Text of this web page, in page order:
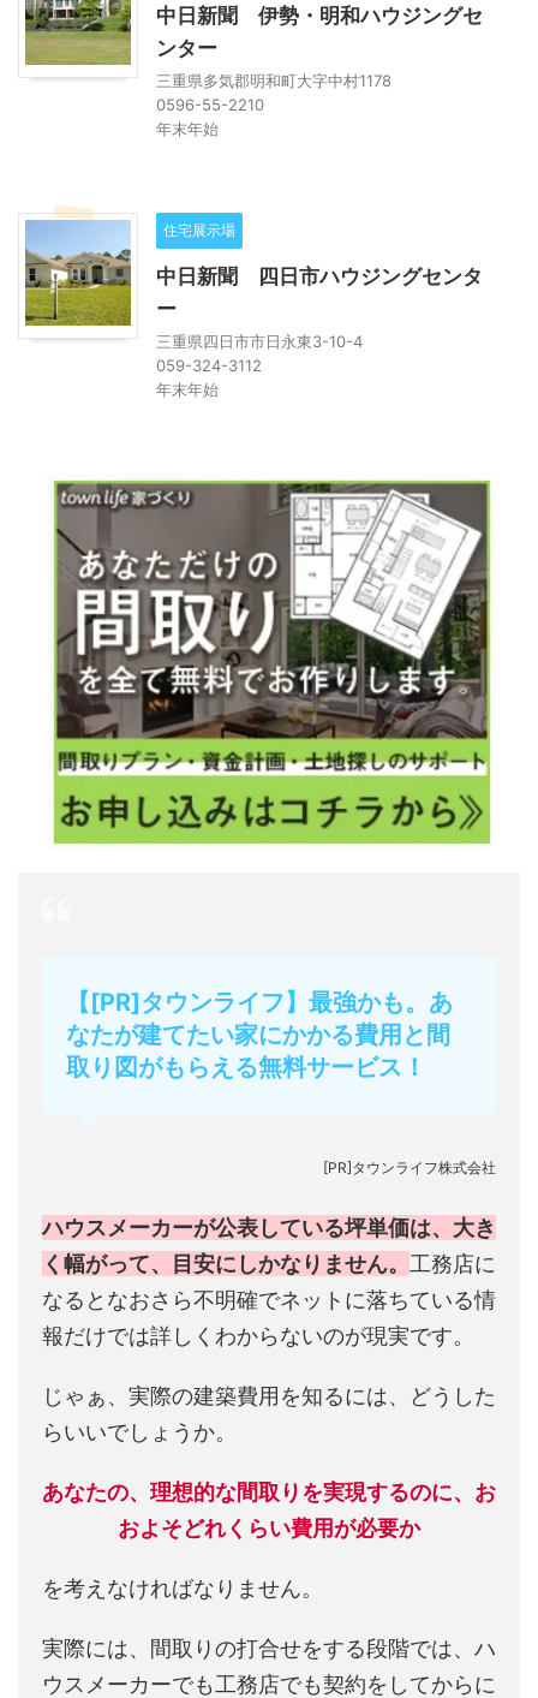
中日新聞 伊勢・明和ハウジングセ
ンター
三重県多気郡明和町大字中村1178
0596-55-2210
年末年始
住宅展示場
中日新聞 四日市ハウジングセンタ
ー
三重県四日市市日永東3-10-4
059-324-3112
年末年始
【[PR]タウンライフ】最強かも。あ
なたが建てたい家にかかる費用と間
取り図がもらえる無料サービス！
[PR]タウンライフ株式会社
ハウスメーカーが公表している坪単価は、大き
く幅がって、目安にしかなりません。 工務店に
なるとなおさら不明確でネットに落ちている情
報だけでは詳しくわからないのが現実です。
じゃぁ、実際の建築費用を知るには、どうした
らいいでしょうか。
あなたの、理想的な間取りを実現するのに、お
およそどれくらい費用が必要か
を考えなければなりません。
実際には、間取りの打合せをする段階では、ハ
ウスメーカーでも工務店でも契約をしてからに